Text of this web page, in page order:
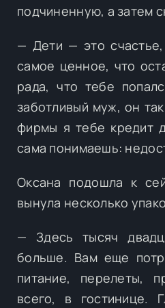
подчиненную, а затем
— Дети — это
самое ценное, что
рада, что тебе
заботливый муж, он
фирмы я тебе кредит
сама понимаешь:
Оксана подошла к
вынула несколько
— Здесь тысяч
больше. Вам еще
питание, перелеты,
всего, в гостинице.